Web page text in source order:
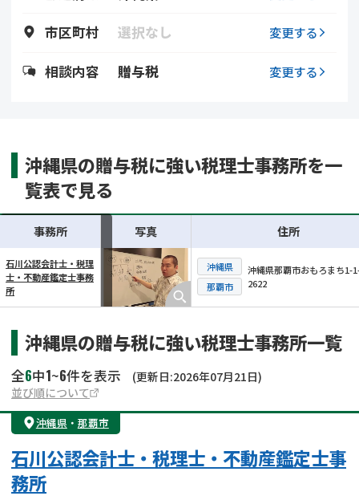
市区町村 選択なし 変更する
相談内容 贈与税 変更する
沖縄県の贈与税に強い税理士事務所を一
覧表で見る
横スクロール可能
事務所 写真 住所
石川公認会計士・税理
士・不動産鑑定士事務
所
沖縄県
那覇市
沖縄県那覇市おもろまち1-
2622
沖縄県の贈与税に強い税理士事務所一覧
全6中1~6件を表示
(更新日:2026年07月21日)
並び順について
沖縄県 ・ 那覇市
石川公認会計士・税理士・不動産鑑定士事
務所